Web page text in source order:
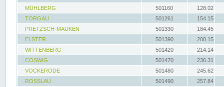
MÜHLBERG
501160
128.02
TORGAU
501261
154.15
PRETZSCH-MAUKEN
501330
184.45
ELSTER
501390
200.15
WITTENBERG
501420
214.14
COSWIG
501470
236.31
VOCKERODE
501480
245.62
ROSSLAU
501490
257.84